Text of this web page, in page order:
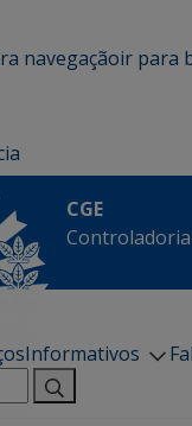
navegaçãoir para
CGE
Informativos